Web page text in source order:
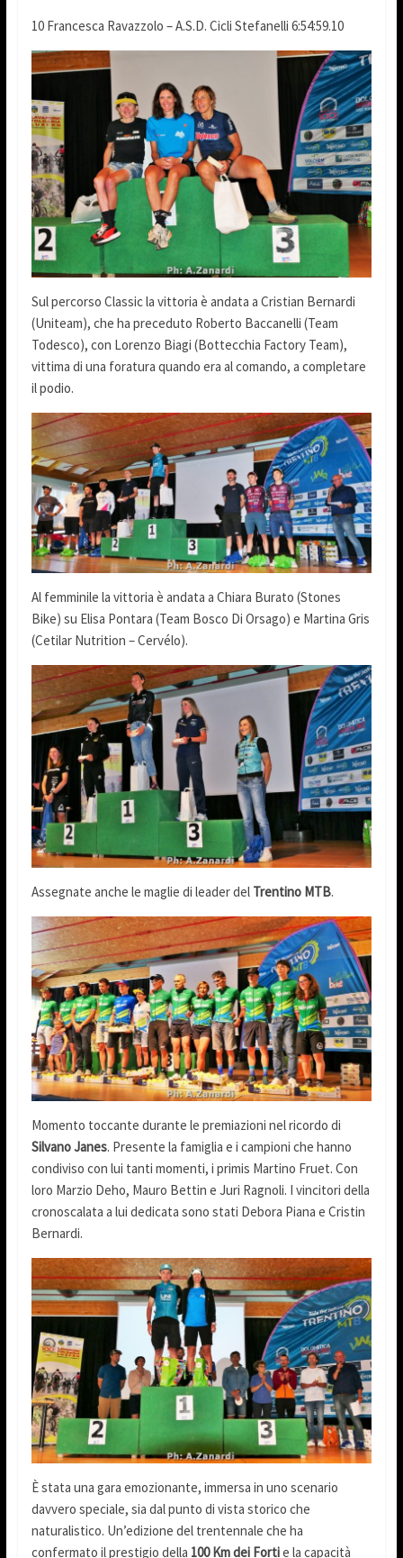
10 Francesca Ravazzolo – A.S.D. Cicli Stefanelli 6:54:59.10
Sul percorso Classic la vittoria è andata a Cristian Bernardi
(Uniteam), che ha preceduto Roberto Baccanelli (Team
Todesco), con Lorenzo Biagi (Bottecchia Factory Team),
vittima di una foratura quando era al comando, a completare
il podio.
Al femminile la vittoria è andata a Chiara Burato (Stones
Bike) su Elisa Pontara (Team Bosco Di Orsago) e Martina Gris
(Cetilar Nutrition – Cervélo).
Assegnate anche le maglie di leader del Trentino MTB.
Momento toccante durante le premiazioni nel ricordo di
Silvano Janes. Presente la famiglia e i campioni che hanno
condiviso con lui tanti momenti, i primis Martino Fruet. Con
loro Marzio Deho, Mauro Bettin e Juri Ragnoli. I vincitori della
cronoscalata a lui dedicata sono stati Debora Piana e Cristin
Bernardi.
È stata una gara emozionante, immersa in uno scenario
davvero speciale, sia dal punto di vista storico che
naturalistico. Un’edizione del trentennale che ha
confermato il prestigio della 100 Km dei Fortie la capacità